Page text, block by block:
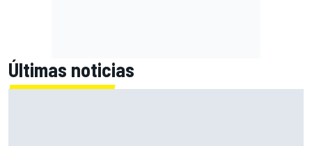
Últimas noticias